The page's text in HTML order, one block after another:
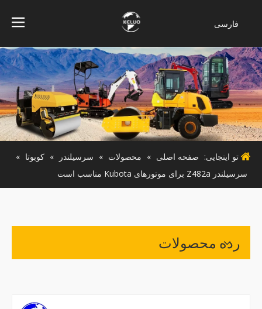
فارسی
indonesia
Türk dili
ไทย
Italiano
Deutsch
Português
Español
Pусский
تو اینجایی: صفحه اصلی » محصولات » سرسیلندر » کوبوتا »
سرسیلندر Z482a برای موتورهای Kubota مناسب است
رده محصولات